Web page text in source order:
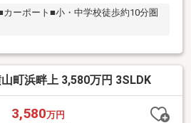
ーポート■小・中学校徒歩約10分圏
町浜畔上 3,580万円 3SLDK
3,580万円